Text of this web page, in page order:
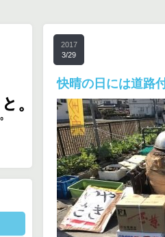
2017
3/29
快晴の日には道路